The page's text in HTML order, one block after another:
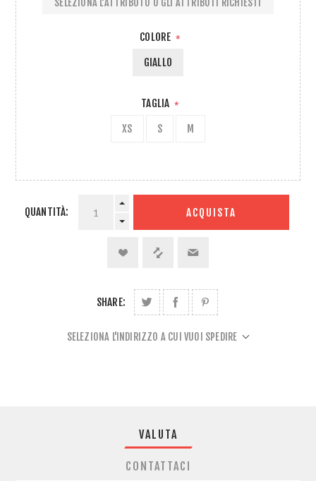
COLORE *
GIALLO
TAGLIA *
XS S M
QUANTITÀ: ACQUISTA
SHARE:
SELEZIONA L'INDIRIZZO A CUI VUOI SPEDIRE
VALUTA
CONTATTACI